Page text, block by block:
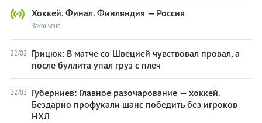
трек
Футбол
Прогнозы
на спорт
Букмекеры
Хоккей. Финал. Финляндия — Россия
Закончено
22/02 Грицюк: В матче со Швецией чувствовал провал, а
после буллита упал груз с плеч
22/02 Губерниев: Главное разочарование — хоккей.
Бездарно профукали шанс победить без игроков
НХЛ
трек
Футбол
Прогнозы
на спорт
Букмекеры